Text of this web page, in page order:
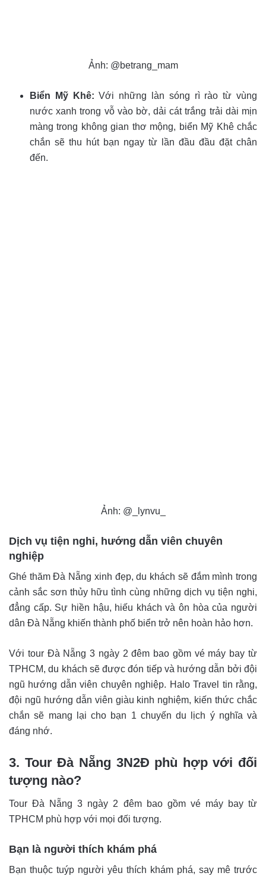
Ảnh: @betrang_mam
Biển Mỹ Khê: Với những làn sóng rì rào từ vùng
nước xanh trong vỗ vào bờ, dải cát trắng trải dài mịn
màng trong không gian thơ mộng, biển Mỹ Khê chắc
chắn sẽ thu hút bạn ngay từ lần đầu đầu đặt chân
đến.
Ảnh: @_lynvu_
Dịch vụ tiện nghi, hướng dẫn viên chuyên
nghiệp
Ghé thăm Đà Nẵng xinh đẹp, du khách sẽ đắm mình trong
cảnh sắc sơn thủy hữu tình cùng những dịch vụ tiện nghi,
đẳng cấp. Sự hiền hậu, hiếu khách và ôn hòa của người
dân Đà Nẵng khiến thành phố biển trở nên hoàn hảo hơn.
Với tour Đà Nẵng 3 ngày 2 đêm bao gồm vé máy bay từ
TPHCM, du khách sẽ được đón tiếp và hướng dẫn bởi đội
ngũ hướng dẫn viên chuyên nghiệp. Halo Travel tin rằng,
đội ngũ hướng dẫn viên giàu kinh nghiệm, kiến thức chắc
chắn sẽ mang lại cho bạn 1 chuyến du lịch ý nghĩa và
đáng nhớ.
3. Tour Đà Nẵng 3N2Đ phù hợp với đối
tượng nào?
Tour Đà Nẵng 3 ngày 2 đêm bao gồm vé máy bay từ
TPHCM phù hợp với mọi đối tượng.
Bạn là người thích khám phá
Bạn thuộc tuýp người yêu thích khám phá, say mê trước